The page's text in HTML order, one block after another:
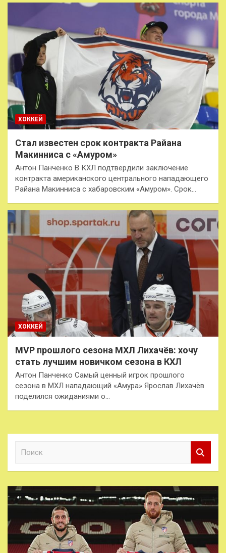
ХОККЕЙ
Стал известен срок контракта Райана
Макинниса с «Амуром»
Антон Панченко В КХЛ подтвердили заключение
контракта американского центрального нападающего
Райана Макинниса с хабаровским «Амуром». Срок…
ХОККЕЙ
MVP прошлого сезона МХЛ Лихачёв: хочу
стать лучшим новичком сезона в КХЛ
Антон Панченко Самый ценный игрок прошлого
сезона в МХЛ нападающий «Амура» Ярослав Лихачёв
поделился ожиданиями о…
к